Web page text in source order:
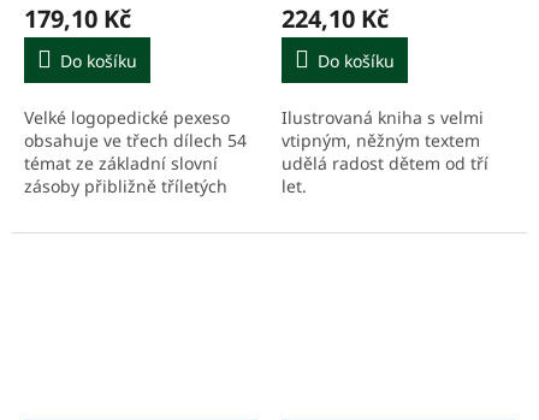
179,10 Kč
Do košíku
Velké logopedické pexeso
obsahuje ve třech dílech 54
témat ze základní slovní
zásoby přibližně tříletých
224,10 Kč
Do košíku
Ilustrovaná kniha s velmi
vtipným, něžným textem
udělá radost dětem od tří
let.